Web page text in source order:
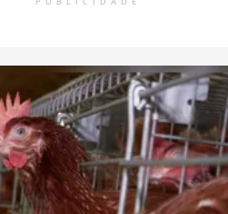
PUBLICIDADE